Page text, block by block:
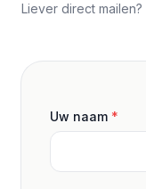
Liever direct mailen?
Uw naam *